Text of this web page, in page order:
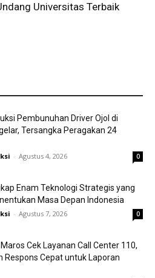
Universitas Terbaik
Pembunuhan Driver Ojol di
Tersangka Peragakan 24
- Agustus 4, 2026 0
Enam Teknologi Strategis yang
Masa Depan Indonesia
- Agustus 7, 2026 0
Cek Layanan Call Center 110,
Respons Cepat untuk Laporan